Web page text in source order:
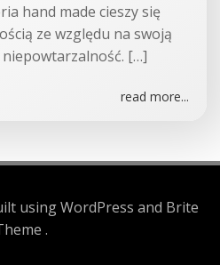
hand made cieszy się
ze względu na swoją
[…]
read more...
using WordPress and Brite
.